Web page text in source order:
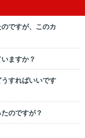
ですが、このカ
ますか？
すればいいです
のですが？